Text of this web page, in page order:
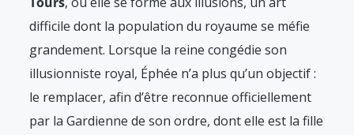
difficile dont la population du royaume se méfie
grandement. Lorsque la reine congédie son
illusionniste royal, Éphée n’a plus qu’un objectif :
le remplacer, afin d’être reconnue officiellement
par la Gardienne de son ordre, dont elle est la fille